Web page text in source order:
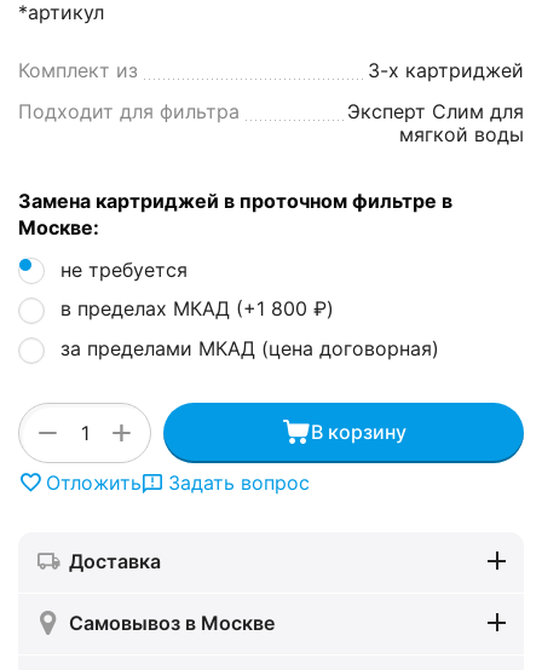
*артикул
Комплект из
3-х картриджей
Подходит для фильтра
Эксперт Слим для
мягкой воды
Замена картриджей в проточном фильтре в
Москве:
не требуется
в пределах МКАД (+1 800 ₽)
за пределами МКАД (цена договорная)
+
− В корзину
Отложить Задать вопрос
Доставка
Самовывоз в Москве